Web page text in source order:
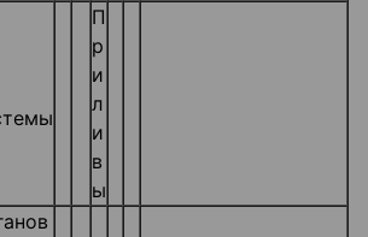
П
р
и
л
и
в
ы